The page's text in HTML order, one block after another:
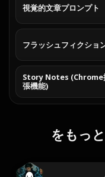
視覚的文章プロンプト
フラッシュフィクショ
Story Notes (Chrome
張機能)
をもっ